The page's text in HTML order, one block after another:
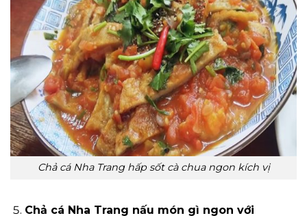
Chả cá Nha Trang hấp sốt cà chua ngon kích vị
Chả cá Nha Trang nấu món gì ngon với